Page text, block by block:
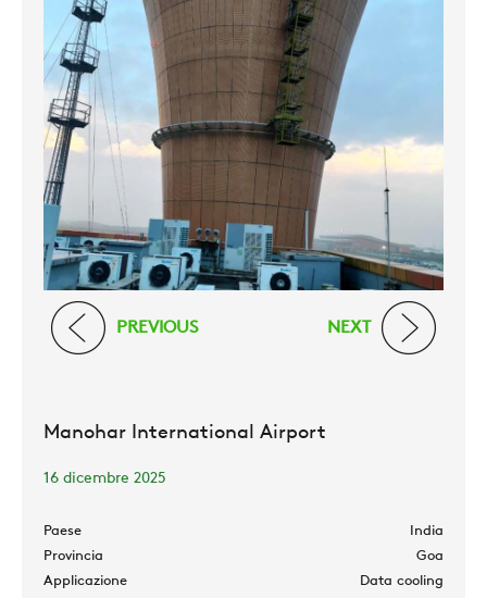
PREVIOUS NEXT
Manohar International Airport
16 dicembre 2025
Paese
India
Provincia
Goa
Applicazione
Data cooling